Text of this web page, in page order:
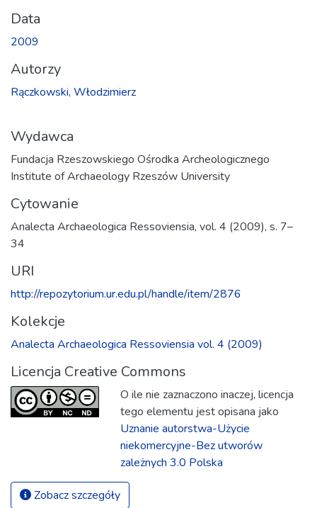
Data
2009
Autorzy
Rączkowski, Włodzimierz
Wydawca
Fundacja Rzeszowskiego Ośrodka Archeologicznego
Institute of Archaeology Rzeszów University
Cytowanie
Ana­lecta Archa­eolo­gica Res­so­viensia, vol. 4 (2009), s. 7–
34
URI
http://repozytorium.ur.edu.pl/handle/item/2876
Kolekcje
Ana­lecta Archa­eolo­gica Res­so­viensia vol. 4 (2009)
Licencja Creative Commons
O ile nie zaznaczono inaczej, licencja
tego elementu jest opisana jako
Uznanie autorstwa-Użycie
niekomercyjne-Bez utworów
zależnych 3.0 Polska
Zobacz szczegóły